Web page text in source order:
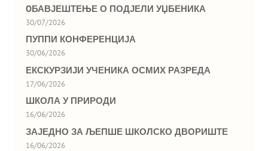
OБАВЈЕШТЕЊЕ О ПОДЈЕЛИ УЏБЕНИКА
30/07/2026
ПУППИ КОНФЕРЕНЦИЈА
30/06/2026
ЕКСКУРЗИЈИ УЧЕНИКА ОСМИХ РАЗРЕДА
17/06/2026
ШКОЛА У ПРИРОДИ
16/06/2026
ЗАЈЕДНО ЗА ЉЕПШЕ ШКОЛСКО ДВОРИШТЕ
16/06/2026